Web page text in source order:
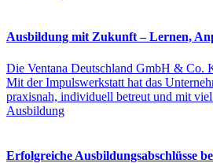
Ausbildung mit Zukunft – Lernen,
Die Ventana Deutschland GmbH & Co.
Mit der Impulswerkstatt hat das
praxisnah, individuell betreut und mit
Ausbildung
Erfolgreiche Ausbildungsabschlüsse